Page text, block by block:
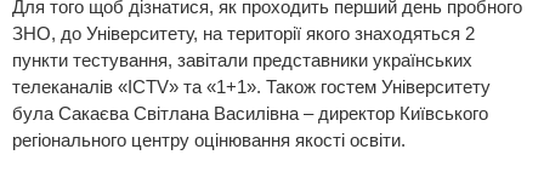
Для того щоб дізнатися, як проходить перший день пробного
ЗНО, до Університету, на території якого знаходяться 2
пункти тестування, завітали представники українських
телеканалів «ICTV» та «1+1». Також гостем Університету
була Сакаєва Світлана Василівна – директор Київського
регіонального центру оцінювання якості освіти.